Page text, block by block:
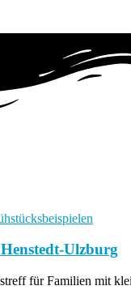
Ulzburg
für Familien mit